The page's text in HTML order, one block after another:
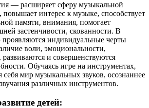
— расширяет сферу музыкальной
повышает интерес к музыке, способствует
памяти, внимания, помогает
застенчивости, скованности. В
проявляются индивидуальные черты
воли, эмоциональности,
развиваются и совершенствуются
Обучаясь игре на инструментах,
себя мир музыкальных звуков, осознаннее
различных инструментов.
детей: